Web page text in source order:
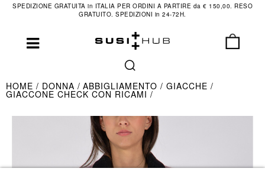
SPEDIZIONE GRATUITA in ITALIA PER ORDINI A PARTIRE da € 150,00. RESO
GRATUITO. SPEDIZIONI in 24-72H.
HOME DONNA ABBIGLIAMENTO GIACCHE
GIACCONE CHECK CON RICAMI